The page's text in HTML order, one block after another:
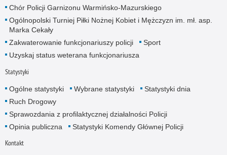
Chór Policji Garnizonu Warmińsko-Mazurskiego
Ogólnopolski Turniej Piłki Nożnej Kobiet i Mężczyzn im. mł. asp.
Marka Cekały
Zakwaterowanie funkcjonariuszy policji
Sport
Uzyskaj status weterana funkcjonariusza
Statystyki
Ogólne statystyki Wybrane statystyki
Statystyki dnia
Ruch Drogowy
Sprawozdania z profilaktycznej działalności Policji
Opinia publiczna
Statystyki Komendy Głównej Policji
Kontakt